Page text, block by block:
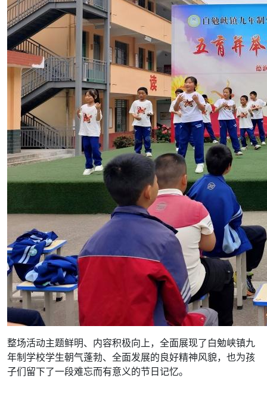
整场活动主题鲜明、内容积极向上，全面展现了白勉峡镇九
年制学校学生朝气蓬勃、全面发展的良好精神风貌，也为孩
子们留下了一段难忘而有意义的节日记忆。